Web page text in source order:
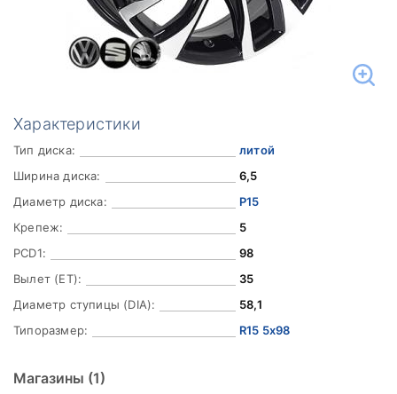
Характеристики
Тип диска:
литой
Ширина диска:
6,5
Диаметр диска:
Р15
Крепеж:
5
PCD1:
98
Вылет (ET):
35
Диаметр ступицы (DIA):
58,1
Типоразмер:
R15 5x98
Магазины (1)